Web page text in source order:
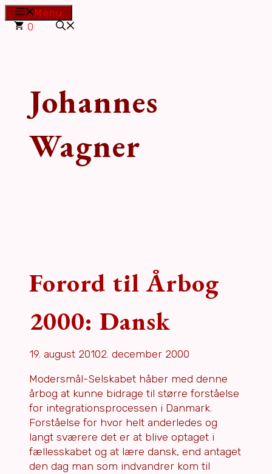
Hop
Menu
0
Johannes
Wagner
Forord til Årbog
2000: Dansk
19. august 20102. december 2000
Modersmål-Selskabet håber med denne
årbog at kunne bidrage til større forståelse
for integrationsprocessen i Danmark.
Forståelse for hvor helt anderledes og
langt sværere det er at blive optaget i
fællesskabet og at lære dansk, end antaget
den dag man som indvandrer kom til